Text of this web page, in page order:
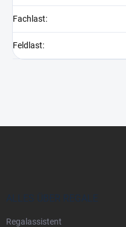
Fachlast:
Feldlast:
ALLES ÜBER REGALE
Regalassistent